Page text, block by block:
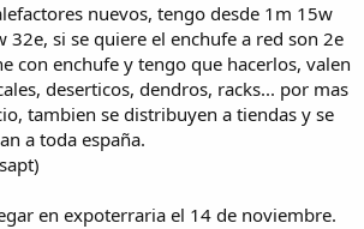
nuevos, tengo desde 1m 15w
32e, si se quiere el enchufe a red son 2e
con enchufe y tengo que hacerlos, valen
deserticos, dendros, racks... por mas
tambien se distribuyen a tiendas y se
a toda españa.
en expoterraria el 14 de noviembre.